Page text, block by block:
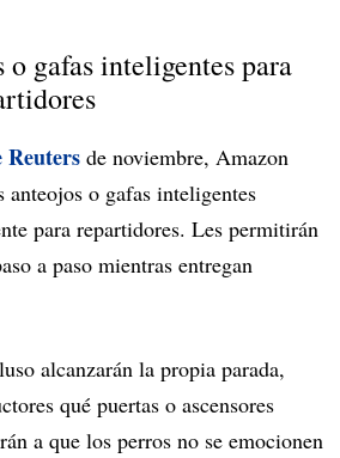
o gafas inteligentes para
Reuters de noviembre, Amazon
anteojos o gafas inteligentes
para repartidores. Les permitirán
a paso mientras entregan
alcanzarán la propia parada,
qué puertas o ascensores
a que los perros no se emocionen